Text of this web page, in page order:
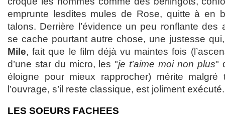
emprunte lesdites mules de Rose, quitte à en
talons. Derrière l’évidence un peu ronflante des
se cache pourtant autre chose, une justesse
Mile, fait que le film déjà vu maintes fois
d’une star du micro, les "je t’aime moi non plus"
éloigne pour mieux rapprocher) mérite
l’ouvrage, s’il reste classique, est joliment exécuté.
LES SOEURS FACHEES